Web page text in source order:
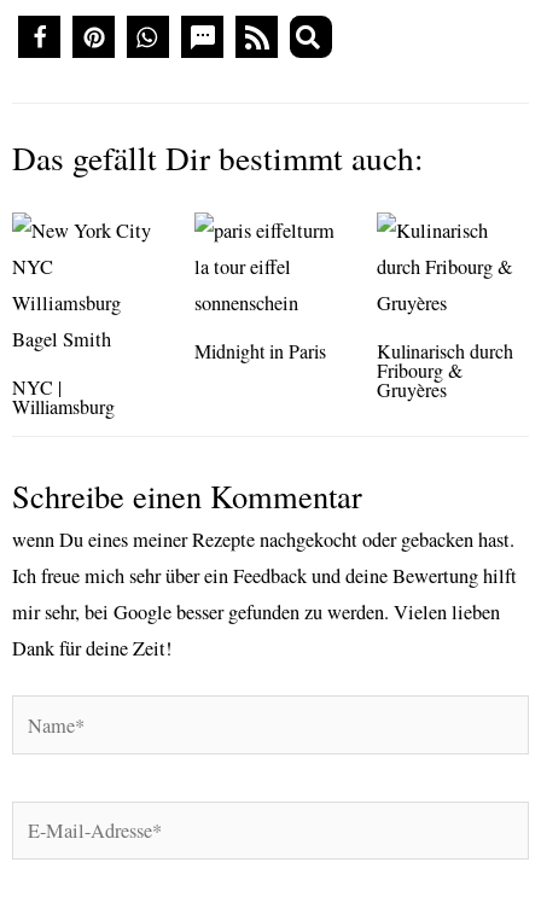
Das gefällt Dir bestimmt auch:
NYC |
Williamsburg
Midnight in Paris Kulinarisch durch
Fribourg &
Gruyères
Schreibe einen Kommentar
wenn Du eines meiner Rezepte nachgekocht oder gebacken hast.
Ich freue mich sehr über ein Feedback und deine Bewertung hilft
mir sehr, bei Google besser gefunden zu werden. Vielen lieben
Dank für deine Zeit!
E-
Mail-